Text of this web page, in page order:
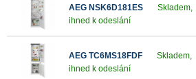
AEG NSK6D181ES
Skladem,
ihned k odeslání
AEG TC6MS18FDF
Skladem,
ihned k odeslání